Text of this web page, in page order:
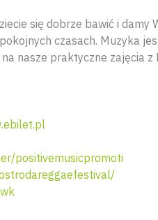
się dobrze bawić i
czasach. Muzyka
nasze praktyczne zajęcia
positivemusicpromoti